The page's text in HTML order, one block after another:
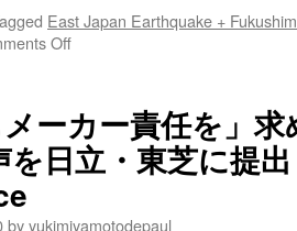
East Japan Earthquake +
Offon
is
warning
to
world,
メーカー責任を」
を日立・東芝に提
byyukimiyamotodepaul